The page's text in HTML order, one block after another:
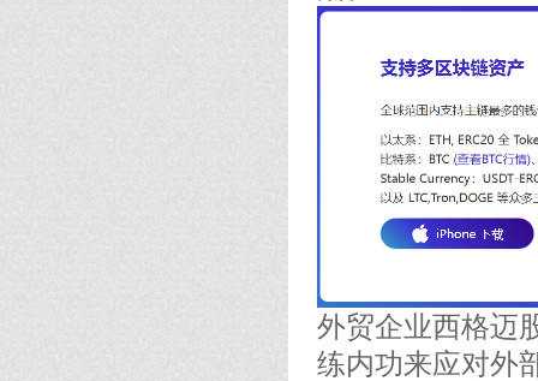
外贸企业西格迈
练内功来应对外